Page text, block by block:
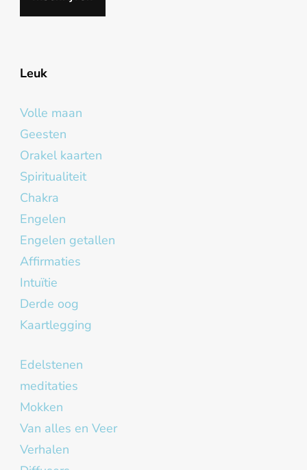
Leuk
Volle maan
Geesten
Orakel kaarten
Spiritualiteit
Chakra
Engelen
Engelen getallen
Affirmaties
Intuïtie
Derde oog
Kaartlegging
Edelstenen
meditaties
Mokken
Van alles en Veer
Verhalen